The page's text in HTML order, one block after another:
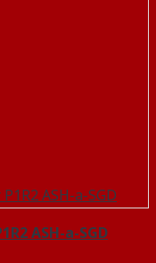
ASH-a-SGD